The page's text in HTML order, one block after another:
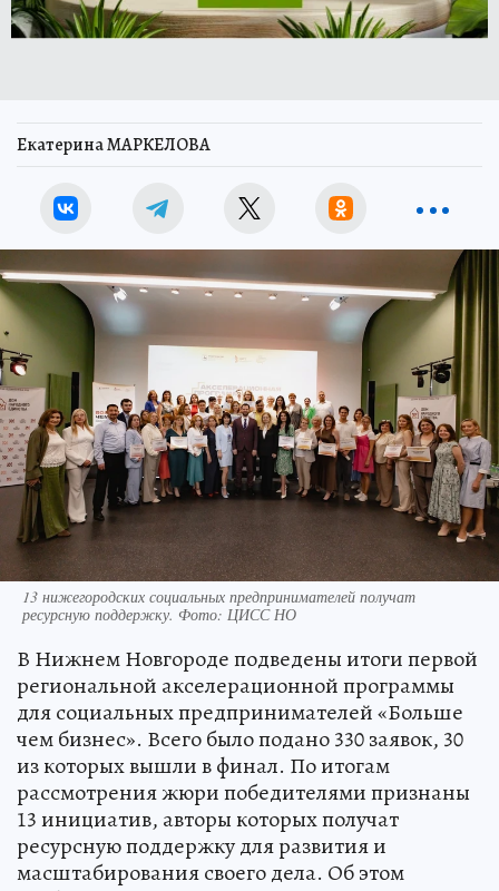
Екатерина МАРКЕЛОВА
13 нижегородских социальных предпринимателей получат
ресурсную поддержку. Фото: ЦИСС НО
В Нижнем Новгороде подведены итоги первой
региональной акселерационной программы
для социальных предпринимателей «Больше
чем бизнес». Всего было подано 330 заявок, 30
из которых вышли в финал. По итогам
рассмотрения жюри победителями признаны
13 инициатив, авторы которых получат
ресурсную поддержку для развития и
масштабирования своего дела. Об этом